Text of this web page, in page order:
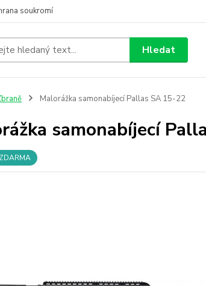
soukromí
Hledat
Malorážka samonabíjecí Pallas SA 15-22
samonabíjecí